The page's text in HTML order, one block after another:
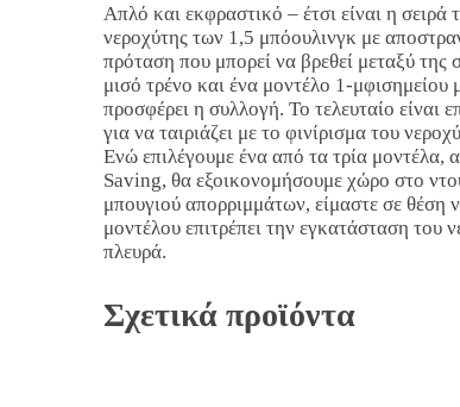
Απλό και εκφραστικό – έτσι είναι η
νεροχύτης των 1,5 μπόουλινγκ με
πρόταση που μπορεί να βρεθεί μεταξύ της
μισό τρένο και ένα μοντέλο 1-
προσφέρει η συλλογή. Το τελευταίο είναι
για να ταιριάζει με το φινίρισμα του
Ενώ επιλέγουμε ένα από τα τρία μοντέλα,
Saving, θα εξοικονομήσουμε χώρο στο
μπουγιού απορριμμάτων, είμαστε σε
μοντέλου επιτρέπει την εγκατάσταση του
πλευρά.
Σχετικά προϊόντα